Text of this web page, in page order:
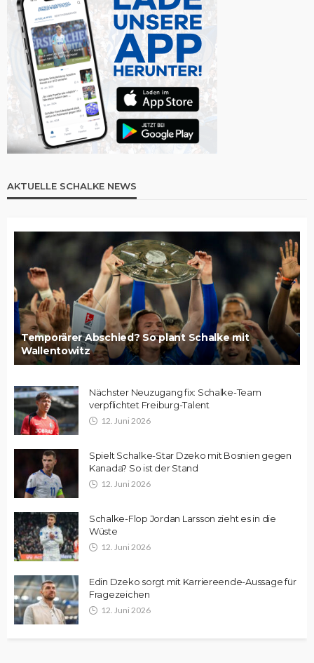
AKTUELLE SCHALKE NEWS
Temporärer Abschied? So plant Schalke mit
Wallentowitz
Nächster Neuzugang fix: Schalke-Team
verpflichtet Freiburg-Talent
12. Juni 2026
Spielt Schalke-Star Dzeko mit Bosnien gegen
Kanada? So ist der Stand
12. Juni 2026
Schalke-Flop Jordan Larsson zieht es in die
Wüste
12. Juni 2026
Edin Dzeko sorgt mit Karriereende-Aussage für
Fragezeichen
12. Juni 2026